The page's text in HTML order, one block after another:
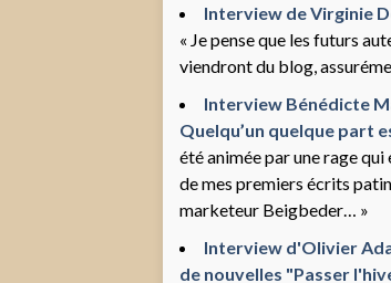
Interview de Virginie
« Je pense que les futurs
viendront du blog,
Interview Bénédicte
Quelqu’un quelque part
été animée par une rage
de mes premiers écrits
marketeur Beigbeder… »
Interview d'Olivier
de nouvelles "Passer